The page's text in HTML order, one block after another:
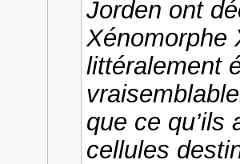
Jorden ont
Xénomorphe
littéralement
que ce qu’ils
cellules